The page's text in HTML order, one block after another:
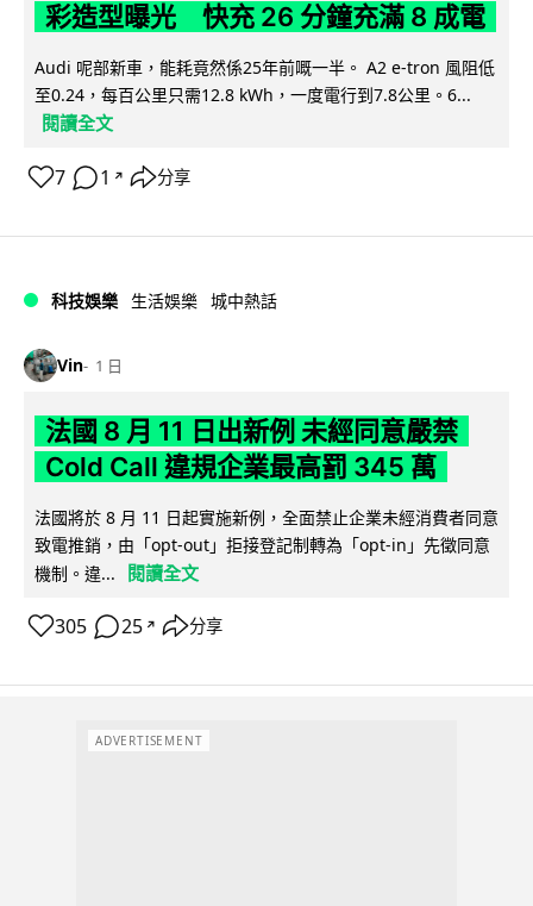
彩造型曝光 快充 26 分鐘充滿 8 成電
Audi 呢部新車，能耗竟然係25年前嘅一半。 A2 e-tron 風阻低
至0.24，每百公里只需12.8 kWh，一度電行到7.8公里。6...
閱讀全文
7 1 ↗ 分享
科技娛樂 生活娛樂 城中熱話
Vin 1 日
法國 8 月 11 日出新例 未經同意嚴禁
Cold Call 違規企業最高罰 345 萬
法國將於 8 月 11 日起實施新例，全面禁止企業未經消費者同意
致電推銷，由「opt-out」拒接登記制轉為「opt-in」先徵同意
機制。違...
閱讀全文
305 25 ↗ 分享
ADVERTISEMENT